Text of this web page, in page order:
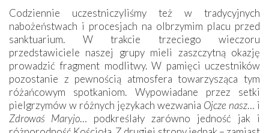
Codziennie uczestniczyliśmy też w tradycyjnych
nabożeństwach i procesjach na olbrzymim placu przed
sanktuarium. W trakcie trzeciego wieczoru
przedstawiciele naszej grupy mieli zaszczytną okazję
prowadzić fragment modlitwy. W pamięci uczestników
pozostanie z pewnością atmosfera towarzysząca tym
różańcowym spotkaniom. Wypowiadane przez setki
pielgrzymów w różnych językach wezwania Ojcze nasz… i
Zdrowaś Maryjo… podkreślały zarówno jedność jak i